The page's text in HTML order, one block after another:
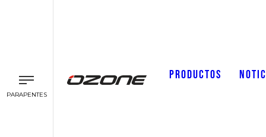
PARAPENTES
PRODUCTOS